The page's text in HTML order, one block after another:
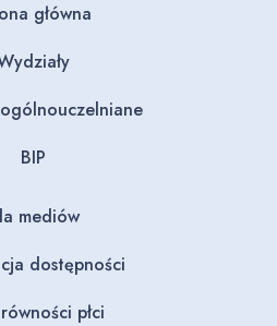
główna
BIP
mediów
dostępności
płci